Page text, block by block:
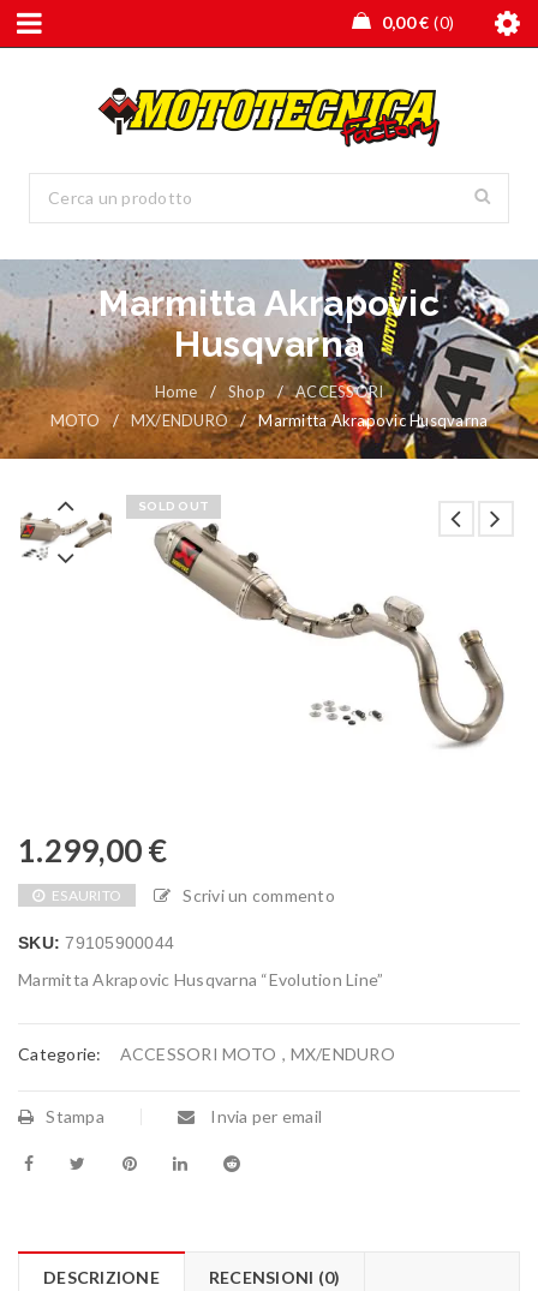
0,00€ 0
Marmitta Akrapovic
Husqvarna
Home / Shop /
ACCESSORI
MOTO
/ MX/ENDURO / Marmitta Akrapovic Husqvarna
SOLD OUT
1.299,00€
ESAURITO Scrivi un commento
SKU:79105900044
Marmitta Akrapovic Husqvarna “Evolution Line”
Categorie: ACCESSORI MOTO , MX/ENDURO
Stampa Invia per email
DESCRIZIONE RECENSIONI (0)